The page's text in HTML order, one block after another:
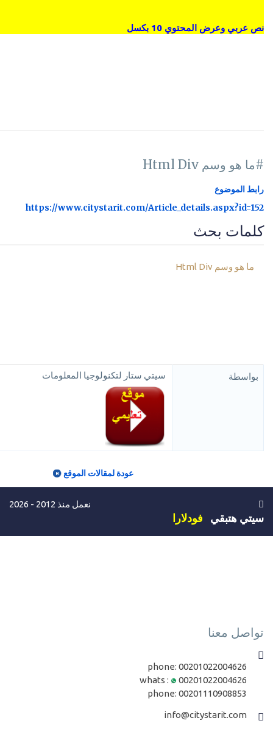
نص عربي وعرض المحتوي 10 بكسل
#ما هو وسم Html Div
رابط الموضوع
https://www.citystarit.com/Article_details.aspx?id=152
كلمات بحث
ما هو وسم Html Div
بواسطة سيتي ستار لتكنولوجيا المعلومات
عودة لمقالات الموقع
نعمل منذ 2012 - 2026
سيتي هتبقي فودلارا
تواصل معنا
phone: 00201022004626
whats :
00201022004626
phone: 00201110908853
info@citystarit.com